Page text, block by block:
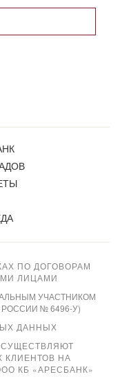
ПО ДОГОВОРАМ
ЛИЦАМИ
УЧАСТНИКОМ
№ 6496-У)
ДАННЫХ
НА
КБ «АРЕСБАНК»